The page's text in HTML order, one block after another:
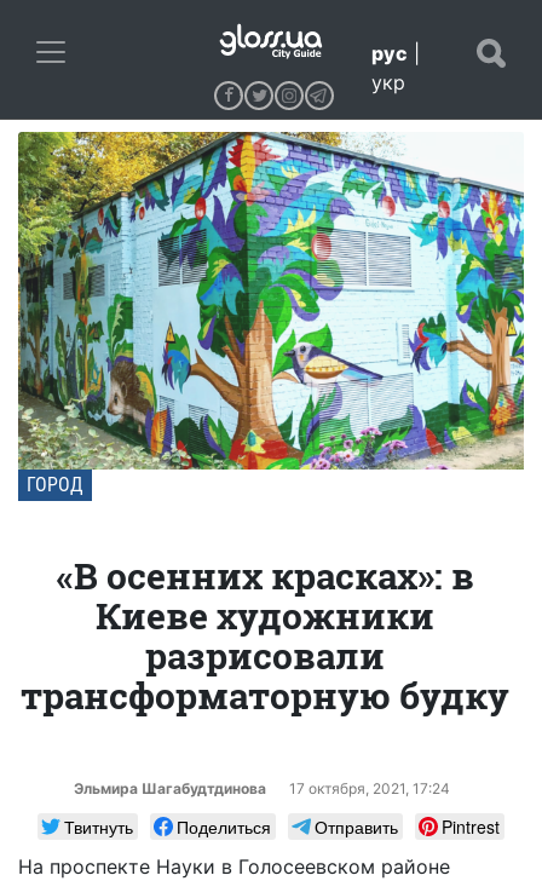
рус
укр
ГОРОД
«В осенних красках»: в
Киеве художники
разрисовали
трансформаторную будку
Эльмира Шагабудтдинова 17 октября, 2021, 17:24
Твитнуть Поделиться Отправить
Pintrest
На проспекте Науки в Голосеевском районе